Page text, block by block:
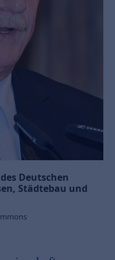
Deutschen
Städtebau und